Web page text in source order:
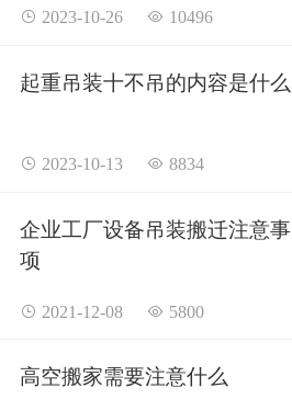
 2023-10-26  10496
起重吊装十不吊的内容是什么
 2023-10-13  8834
企业工厂设备吊装搬迁注意事
项
 2021-12-08  5800
高空搬家需要注意什么